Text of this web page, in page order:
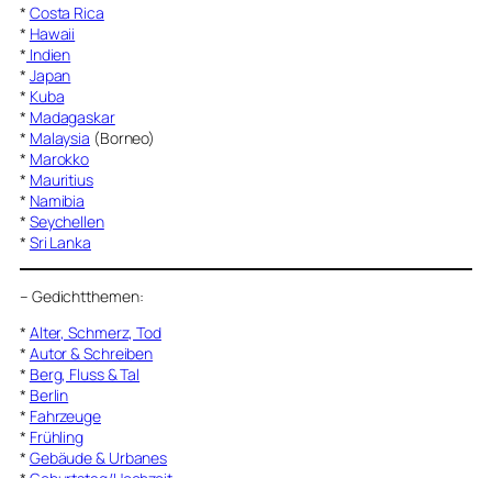
* Costa Rica
* Hawaii
* Indien
* Japan
* Kuba
* Madagaskar
* Malaysia (Borneo)
* Marokko
* Mauritius
* Namibia
* Seychellen
* Sri Lanka
– Gedichtthemen:
* Alter, Schmerz, Tod
* Autor & Schreiben
* Berg, Fluss & Tal
* Berlin
* Fahrzeuge
* Frühling
* Gebäude & Urbanes